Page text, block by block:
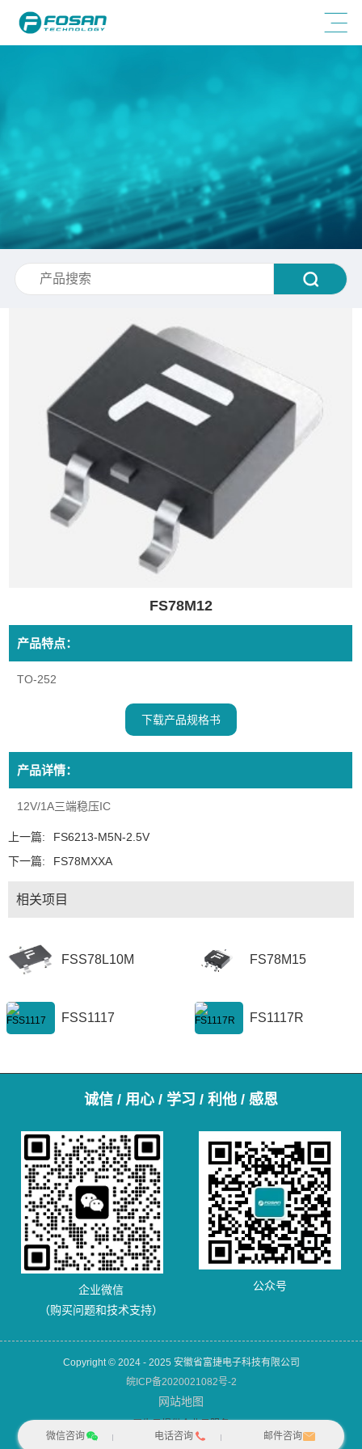
FS78M12
产品特点：
TO-252
下载产品规格书
产品详情：
12V/1A三端稳压IC
上一篇:
FS6213-M5N-2.5V
下一篇:
FS78MXXA
相关项目
FSS78L10M FS78M15
FSS1117 FS1117R
诚信 / 用心 / 学习 / 利他 / 感恩
企业微信
（购买问题和技术支持）
公众号
Copyright © 2024 - 2025 安徽省富捷电子科技有限公司
皖ICP备2020021082号-2
网站地图
犀牛云提供企业云服务
微信咨询
电话咨询 邮件咨询